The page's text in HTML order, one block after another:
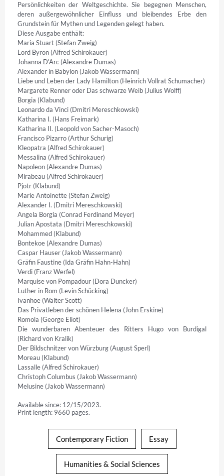
Persönlichkeiten der Weltgeschichte. Sie begegnen Menschen,
deren außergewöhnlicher Einfluss und bleibendes Erbe den
Grundstein für Mythen und Legenden gelegt haben.
Diese Ausgabe enthält:
Maria Stuart (Stefan Zweig)
Lord Byron (Alfred Schirokauer)
Johanna D'Arc (Alexandre Dumas)
Alexander in Babylon (Jakob Wassermann)
Liebe und Leben der Lady Hamilton (Heinrich Vollrat Schumacher)
Margarete Renner oder Das schwarze Weib (Julius Wolff)
Borgia (Klabund)
Leonardo da Vinci (Dmitri Mereschkowski)
Katharina I. (Hans Freimark)
Katharina II. (Leopold von Sacher-Masoch)
Francisco Pizarro (Arthur Schurig)
Kleopatra (Alfred Schirokauer)
Messalina (Alfred Schirokauer)
Napoleon (Alexandre Dumas)
Mirabeau (Alfred Schirokauer)
Pjotr (Klabund)
Marie Antoinette (Stefan Zweig)
Alexander I. (Dmitri Mereschkowski)
Angela Borgia (Conrad Ferdinand Meyer)
Julian Apostata (Dmitri Mereschkowski)
Mohammed (Klabund)
Bontekoe (Alexandre Dumas)
Caspar Hauser (Jakob Wassermann)
Gräfin Faustine (Ida Gräfin Hahn-Hahn)
Verdi (Franz Werfel)
Marquise von Pompadour (Dora Duncker)
Luther in Rom (Levin Schücking)
Ivanhoe (Walter Scott)
Das Privatleben der schönen Helena (John Erskine)
Romola (George Eliot)
Die wunderbaren Abenteuer des Ritters Hugo von Burdigal
(Richard von Kralik)
Der Bildschnitzer von Würzburg (August Sperl)
Moreau (Klabund)
Lassalle (Alfred Schirokauer)
Christoph Columbus (Jakob Wassermann)
Melusine (Jakob Wassermann)
Available since: 12/15/2023.
Print length: 9660 pages.
Contemporary Fiction Essay
Humanities & Social Sciences